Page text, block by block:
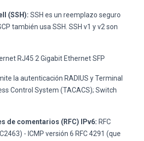
(SSH): SSH es un reemplazo seguro
también usa SSH. SSH v1 y v2 son
RJ45 2 Gigabit Ethernet SFP
la autenticación RADIUS y Terminal
Control System (TACACS); Switch
de comentarios (RFC) IPv6: RFC
- ICMP versión 6 RFC 4291 (que